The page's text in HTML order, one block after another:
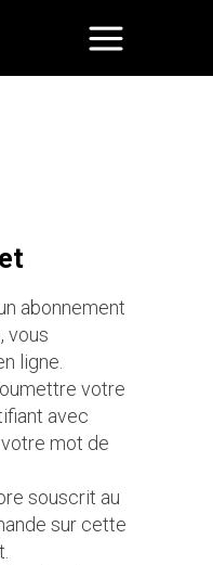
abonnement
vous
ligne.
votre
avec
mot de
souscrit au
sur cette